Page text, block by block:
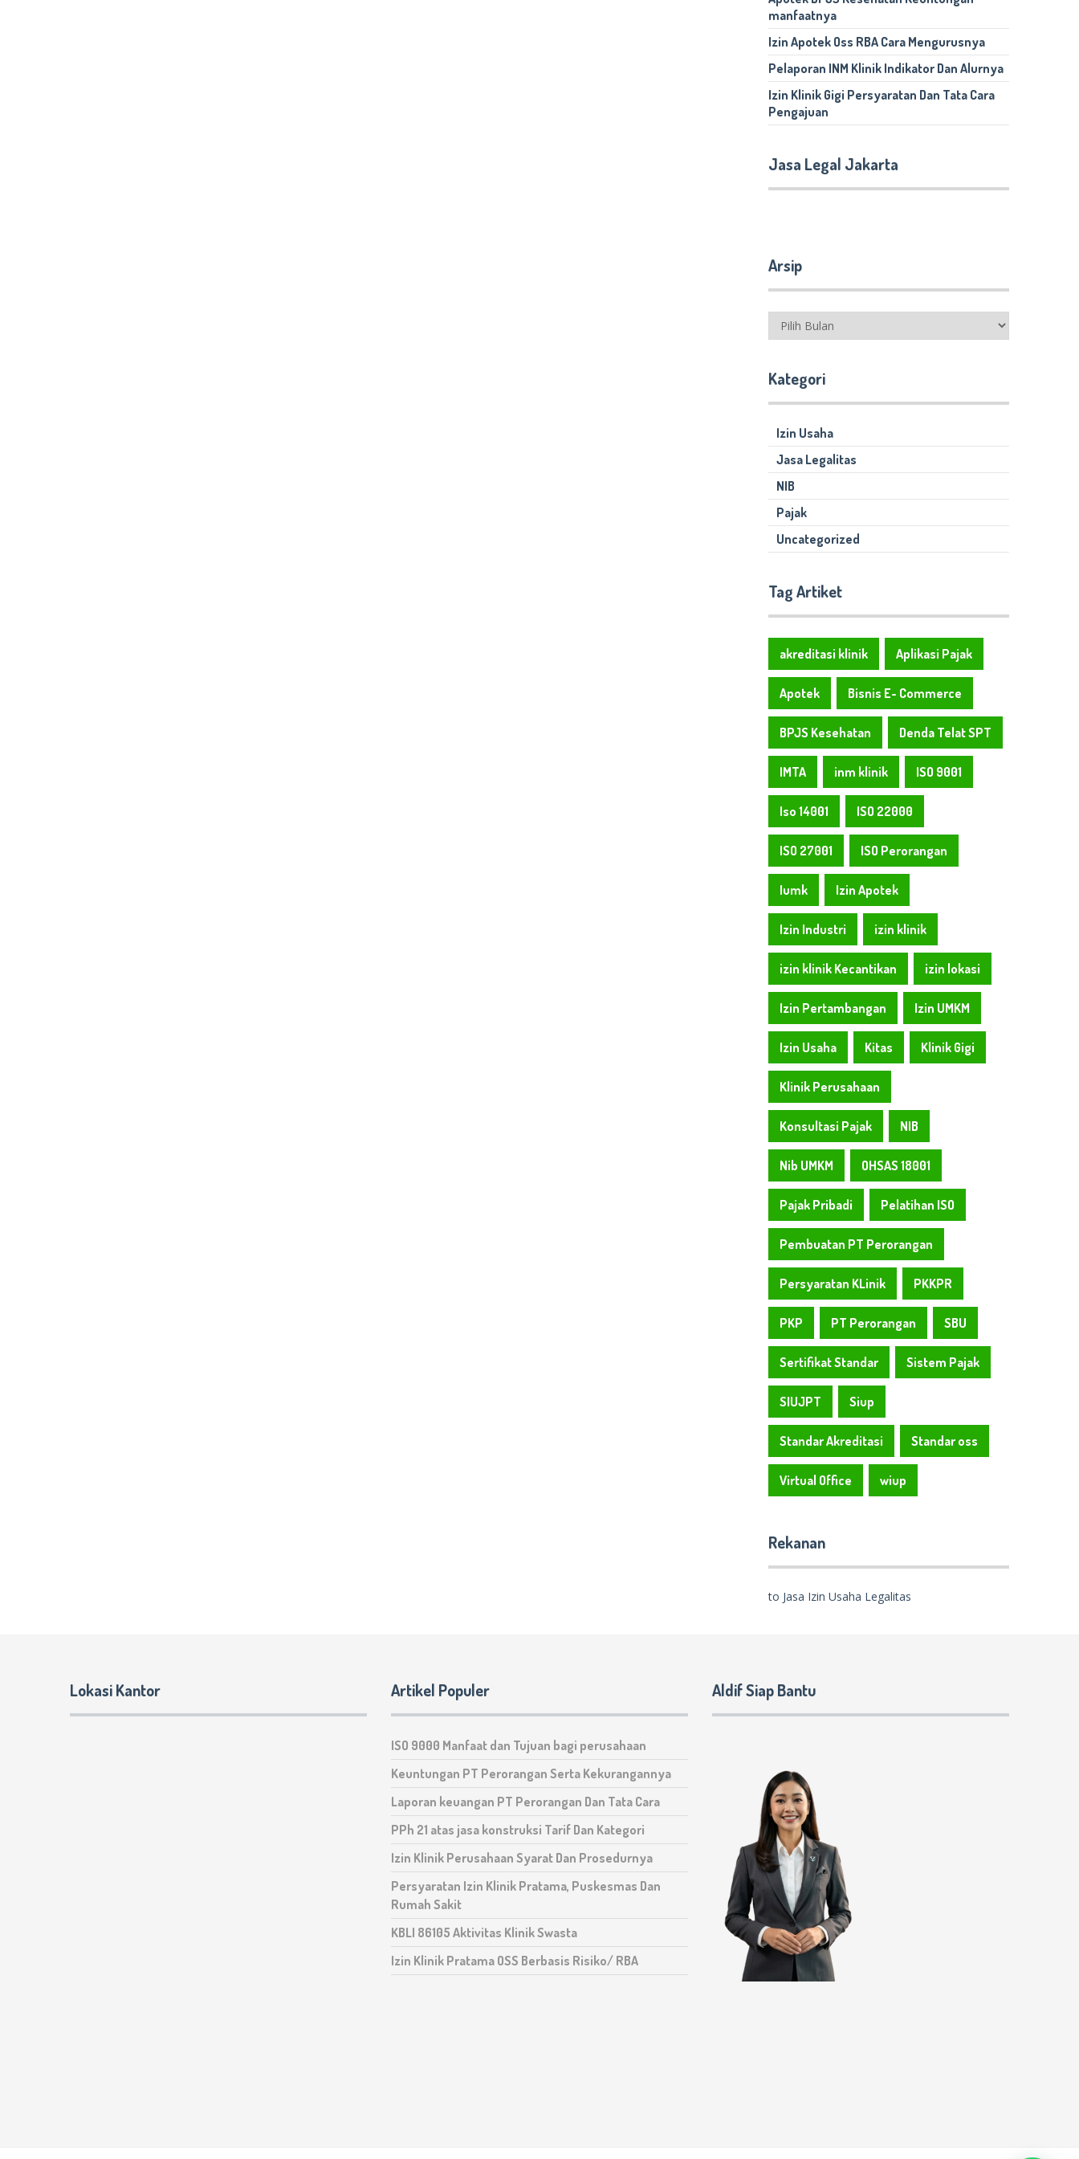
manfaatnya
Izin Apotek Oss RBA Cara Mengurusnya
Pelaporan INM Klinik Indikator Dan Alurnya
Izin Klinik Gigi Persyaratan Dan Tata Cara
Pengajuan
Jasa Legal Jakarta
Arsip
Arsip
Kategori
Izin Usaha
Jasa Legalitas
NIB
Pajak
Uncategorized
Tag Artiket
akreditasi klinik Aplikasi Pajak
Apotek Bisnis E- Commerce
BPJS Kesehatan Denda Telat SPT
IMTA inm klinik ISO 9001
Iso 14001 ISO 22000
ISO 27001 ISO Perorangan
Iumk Izin Apotek
Izin Industri izin klinik
izin klinik Kecantikan izin lokasi
Izin Pertambangan Izin UMKM
Izin Usaha Kitas Klinik Gigi
Klinik Perusahaan
Konsultasi Pajak NIB
Nib UMKM OHSAS 18001
Pajak Pribadi Pelatihan ISO
Pembuatan PT Perorangan
Persyaratan KLinik PKKPR
PKP PT Perorangan SBU
Sertifikat Standar Sistem Pajak
SIUJPT Siup
Standar Akreditasi Standar oss
Virtual Office wiup
Rekanan
to Jasa Izin Usaha Legalitas
Lokasi Kantor Artikel Populer
ISO 9000 Manfaat dan Tujuan bagi perusahaan
Keuntungan PT Perorangan Serta Kekurangannya
Laporan keuangan PT Perorangan Dan Tata Cara
PPh 21 atas jasa konstruksi Tarif Dan Kategori
Izin Klinik Perusahaan Syarat Dan Prosedurnya
Persyaratan Izin Klinik Pratama, Puskesmas Dan
Rumah Sakit
KBLI 86105 Aktivitas Klinik Swasta
Izin Klinik Pratama OSS Berbasis Risiko/ RBA
Aldif Siap Bantu